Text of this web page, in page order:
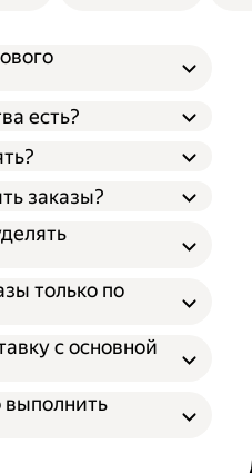
есть?
заказы?
только по
с основной